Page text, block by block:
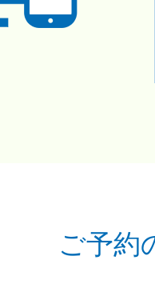
ご予約